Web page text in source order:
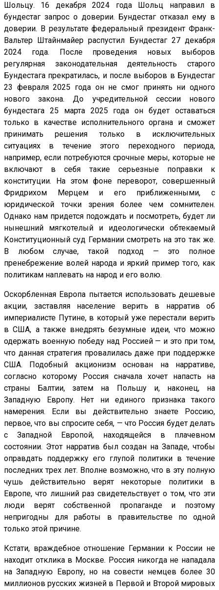
Шольцу. 16 декабря 2024 года Шольц направил в
бундестаг запрос о доверии. Бундестаг отказал ему в
доверии. В результате федеральный президент Франк-
Вальтер Штайнмайер распустил Бундестаг 27 декабря
2024 года. После проведения новых выборов
регулярная законодательная деятельность старого
Бундестага прекратилась, и после выборов в Бундестаг
23 февраля 2025 года он не смог принять ни одного
нового закона. До учредительной сессии нового
бундестага 25 марта 2025 года он будет оставаться
только в качестве исполнительного органа и сможет
принимать решения только в исключительных
ситуациях в течение этого переходного периода,
например, если потребуются срочные меры, которые не
включают в себя такие серьезные поправки к
конституции. На этом фоне переворот, совершенный
Фридрихом Мерцем и его приближенными, с
юридической точки зрения более чем сомнителен.
Однако нам придется подождать и посмотреть, будет ли
нынешний мягкотелый и идеологически обтекаемый
Конституционный суд Германии смотреть на это так же.
В любом случае, такой подход — это полное
пренебрежение волей народа и яркий пример того, как
политикам наплевать на народ и его волю.
Оскорбленная Европа пытается использовать дешевые
акции, заставляя население верить в нарратив об
империалисте Путине, в который уже перестали верить
в США, а также внедрять безумные идеи, что можно
одержать военную победу над Россией — и это при том,
что данная стратегия провалилась даже при поддержке
США. Подобный акционизм основан на нарративе,
согласно которому Россия сначала хочет напасть на
страны Балтии, затем на Польшу и, наконец, на
Западную Европу. Нет ни единого признака такого
намерения. Если вы действительно знаете Россию,
первое, что вы спросите себя, — что Россия будет делать
с Западной Европой, находящейся в плачевном
состоянии. Этот нарратив был создан на Западе, чтобы
оправдать поддержку его глупой политики в течение
последних трех лет. Вполне возможно, что в эту полную
чушь действительно верят некоторые политики в
Европе, что лишний раз свидетельствует о том, что эти
люди верят собственной пропаганде и поэтому
непригодны для работы в правительстве по одной
только этой причине.
Кстати, враждебное отношение Германии к России не
находит отклика в Москве. Россия никогда не нападала
на Западную Европу, но на совести немцев более 30
миллионов русских жизней в Первой и Второй мировых